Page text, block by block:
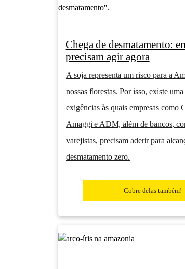
Chega de desmatamento:
precisam agir agora
A soja representa um risco para a
nossas florestas. Por isso, existe
exigências às quais empresas como
Amaggi e ADM, além de bancos,
varejistas, precisam aderir para
desmatamento zero.
Cobre delas também!